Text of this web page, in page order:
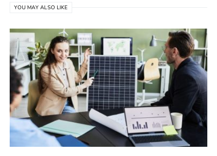
YOU MAY ALSO LIKE